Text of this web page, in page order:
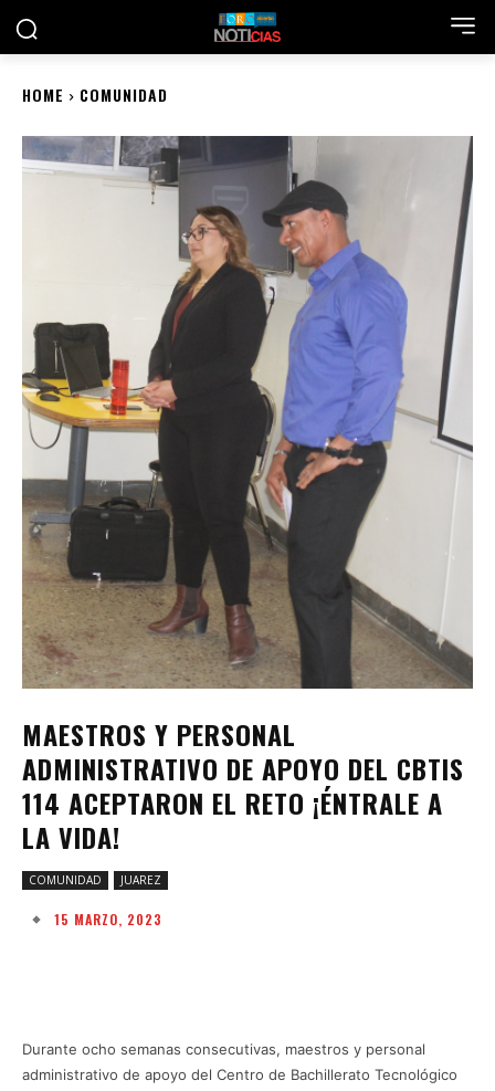
HOME COMUNIDAD
MAESTROS Y PERSONAL
ADMINISTRATIVO DE APOYO DEL CBTIS
114 ACEPTARON EL RETO ¡ÉNTRALE A
LA VIDA!
COMUNIDAD JUAREZ
15 MARZO, 2023
Durante ocho semanas consecutivas, maestros y personal
administrativo de apoyo del Centro de Bachillerato Tecnológico